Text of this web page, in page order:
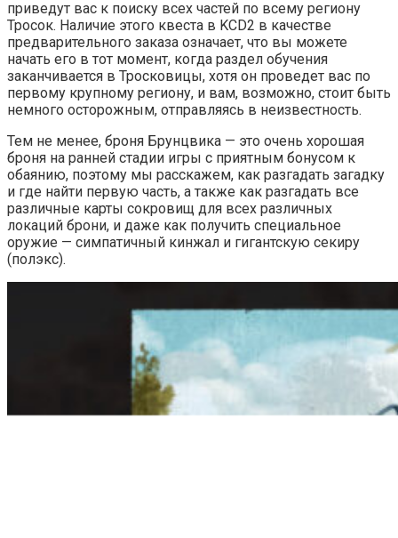
приведут вас к поиску всех частей по всему региону
Тросок. Наличие этого квеста в KCD2 в качестве
предварительного заказа означает, что вы можете
начать его в тот момент, когда раздел обучения
заканчивается в Тросковицы, хотя он проведет вас по
первому крупному региону, и вам, возможно, стоит быть
немного осторожным, отправляясь в неизвестность.
Тем не менее, броня Брунцвика — это очень хорошая
броня на ранней стадии игры с приятным бонусом к
обаянию, поэтому мы расскажем, как разгадать загадку
и где найти первую часть, а также как разгадать все
различные карты сокровищ для всех различных
локаций брони, и даже как получить специальное
оружие — симпатичный кинжал и гигантскую секиру
(полэкс).